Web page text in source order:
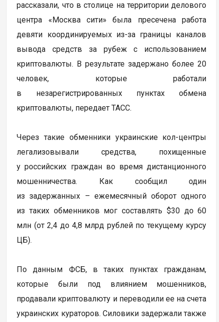
рассказали, что в столице на территории делового
центра «Москва сити» была пресечена работа
девяти координируемых из-за границы каналов
вывода средств за рубеж с использованием
криптовалюты. В результате задержано более 20
человек, которые работали
в незарегистрированных пунктах обмена
криптовалюты, передает ТАСС.
Через такие обменники украинские кол-центры
легализовывали средства, похищенные
у российских граждан во время дистанционного
мошенничества. Как сообщил один
из задержанных – ежемесячный оборот одного
из таких обменников мог составлять $30 до 60
млн (от 2,4 до 4,8 млрд рублей по текущему курсу
ЦБ).
По данным ФСБ, в таких пунктах гражданам,
которые были под влиянием мошенников,
продавали криптовалюту и переводили ее на счета
украинских кураторов. Силовики задержали также